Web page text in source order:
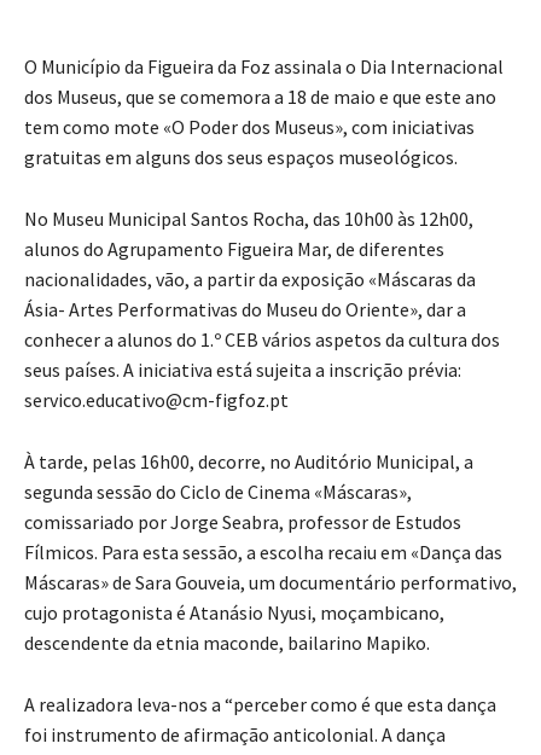
O Município da Figueira da Foz assinala o Dia Internacional
dos Museus, que se comemora a 18 de maio e que este ano
tem como mote «O Poder dos Museus», com iniciativas
gratuitas em alguns dos seus espaços museológicos.
No Museu Municipal Santos Rocha, das 10h00 às 12h00,
alunos do Agrupamento Figueira Mar, de diferentes
nacionalidades, vão, a partir da exposição «Máscaras da
Ásia- Artes Performativas do Museu do Oriente», dar a
conhecer a alunos do 1.º CEB vários aspetos da cultura dos
seus países. A iniciativa está sujeita a inscrição prévia:
servico.educativo@cm-figfoz.pt
À tarde, pelas 16h00, decorre, no Auditório Municipal, a
segunda sessão do Ciclo de Cinema «Máscaras»,
comissariado por Jorge Seabra, professor de Estudos
Fílmicos. Para esta sessão, a escolha recaiu em «Dança das
Máscaras» de Sara Gouveia, um documentário performativo,
cujo protagonista é Atanásio Nyusi, moçambicano,
descendente da etnia maconde, bailarino Mapiko.
A realizadora leva-nos a “perceber como é que esta dança
foi instrumento de afirmação anticolonial. A dança